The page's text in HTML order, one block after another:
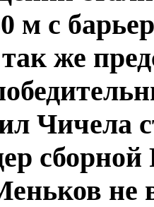
м с
же
Чичела
не